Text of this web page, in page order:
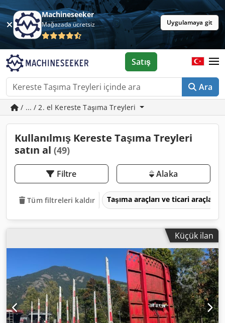
Machineseeker
Mağazada ücretsiz Uygulamaya git
Ara
Satış
/ ... / 2. el Kereste Taşıma Treyleri
Kullanılmış Kereste Taşıma Treyleri
satın al (49)
Filtre Alaka
Tüm filtreleri kaldır Taşıma araçları ve ticari araçlar
Küçük ilan